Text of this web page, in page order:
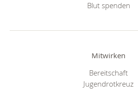
Blut spenden
Mitwirken
Bereitschaft
Jugendrotkreuz